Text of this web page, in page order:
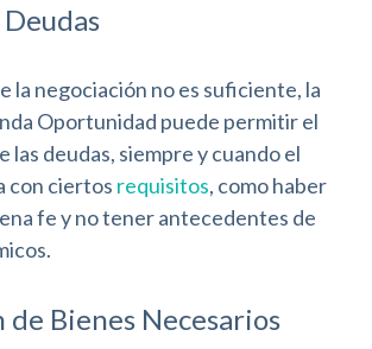
la negociación no es suficiente, la
Oportunidad puede permitir el
las deudas, siempre y cuando el
con ciertos requisitos, como haber
fe y no tener antecedentes de
de Bienes Necesarios